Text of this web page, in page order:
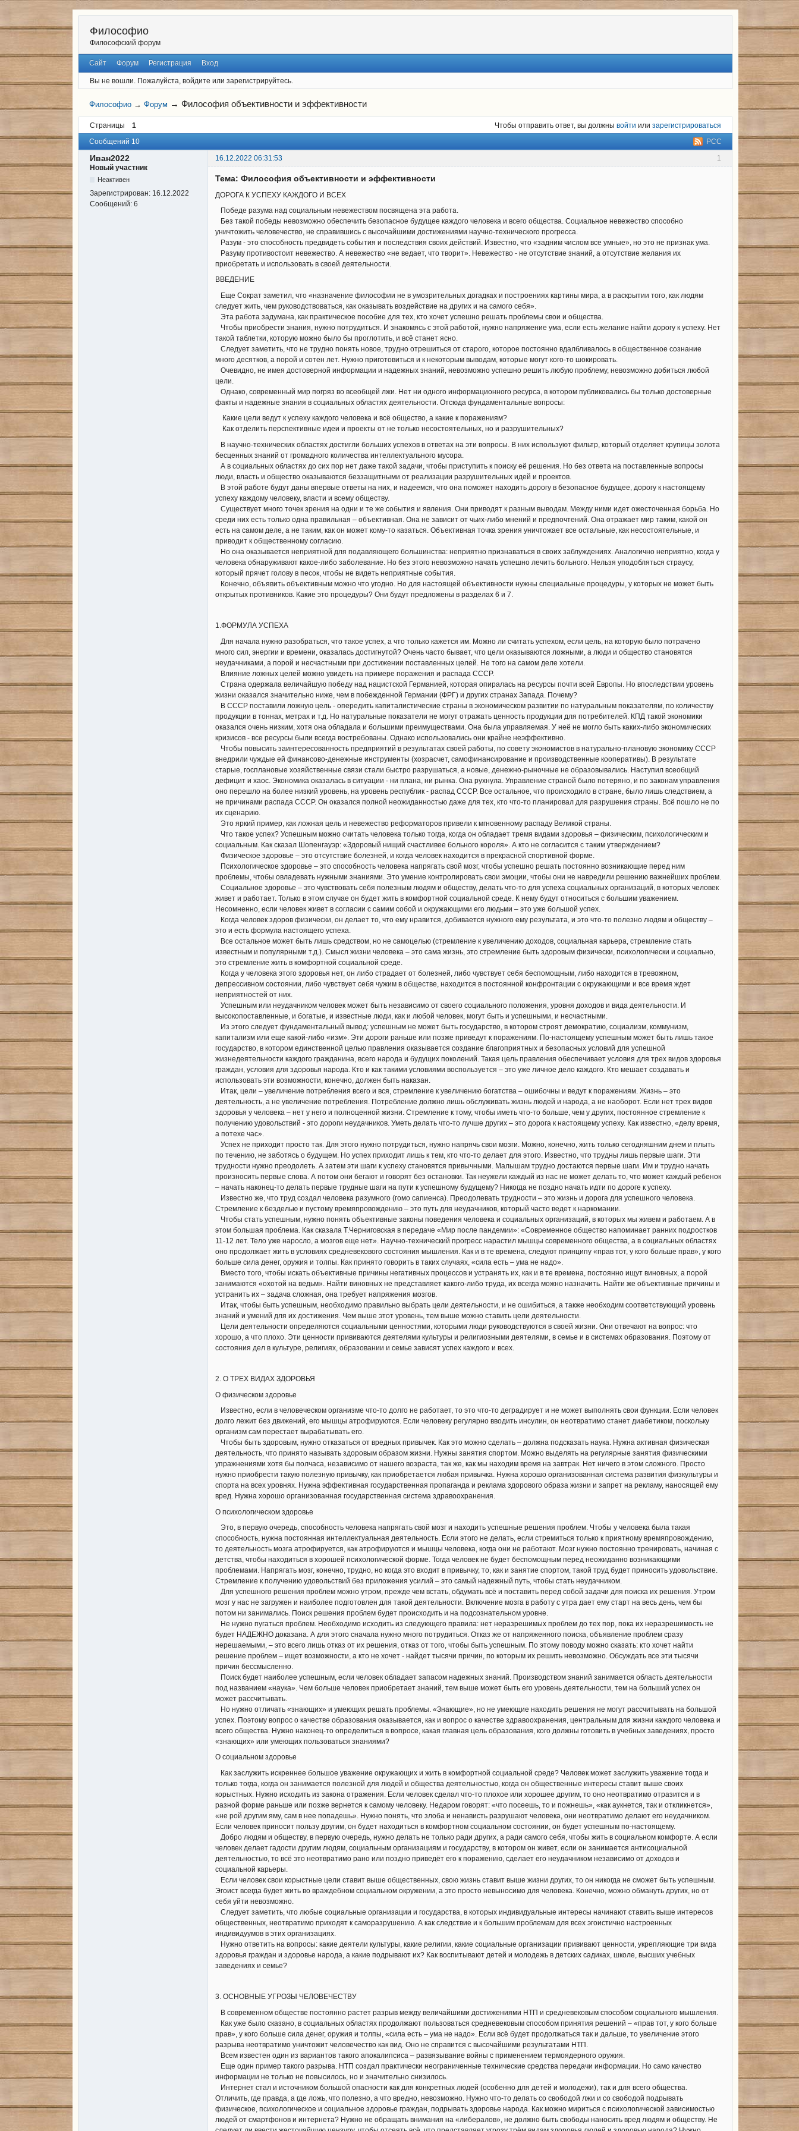
Философио
Философский форум
Сайт Форум Регистрация Вход
Вы не вошли. Пожалуйста, войдите или зарегистрируйтесь.
Философио →Форум →Философия объективности и эффективности
Страницы 1 Чтобы отправить ответ, вы должны войти или зарегистрироваться
РСС
Сообщений 10
1
Иван2022
16.12.2022 06:31:53
Новый участник
Неактивен
Зарегистрирован: 16.12.2022
Сообщений: 6
Тема: Философия объективности и эффективности
ДОРОГА К УСПЕХУ КАЖДОГО И ВСЕХ
Победе разума над социальным невежеством посвящена эта работа.
Без такой победы невозможно обеспечить безопасное будущее каждого человека и всего общества. Социальное невежество способно
уничтожить человечество, не справившись с высочайшими достижениями научно-технического прогресса.
Разум - это способность предвидеть события и последствия своих действий. Известно, что «задним числом все умные», но это не признак ума.
Разуму противостоит невежество. А невежество «не ведает, что творит». Невежество - не отсутствие знаний, а отсутствие желания их
приобретать и использовать в своей деятельности.
ВВЕДЕНИЕ
Еще Сократ заметил, что «назначение философии не в умозрительных догадках и построениях картины мира, а в раскрытии того, как людям
следует жить, чем руководствоваться, как оказывать воздействие на других и на самого себя».
Эта работа задумана, как практическое пособие для тех, кто хочет успешно решать проблемы свои и общества.
Чтобы приобрести знания, нужно потрудиться. И знакомясь с этой работой, нужно напряжение ума, если есть желание найти дорогу к успеху. Нет
такой таблетки, которую можно было бы проглотить, и всё станет ясно.
Следует заметить, что не трудно понять новое, трудно отрешиться от старого, которое постоянно вдалбливалось в общественное сознание
много десятков, а порой и сотен лет. Нужно приготовиться и к некоторым выводам, которые могут кого-то шокировать.
Очевидно, не имея достоверной информации и надежных знаний, невозможно успешно решить любую проблему, невозможно добиться любой
цели.
Однако, современный мир погряз во всеобщей лжи. Нет ни одного информационного ресурса, в котором публиковались бы только достоверные
факты и надежные знания в социальных областях деятельности. Отсюда фундаментальные вопросы:
Какие цели ведут к успеху каждого человека и всё общество, а какие к поражениям?
Как отделить перспективные идеи и проекты от не только несостоятельных, но и разрушительных?
В научно-технических областях достигли больших успехов в ответах на эти вопросы. В них используют фильтр, который отделяет крупицы золота
бесценных знаний от громадного количества интеллектуального мусора.
А в социальных областях до сих пор нет даже такой задачи, чтобы приступить к поиску её решения. Но без ответа на поставленные вопросы
люди, власть и общество оказываются беззащитными от реализации разрушительных идей и проектов.
В этой работе будут даны впервые ответы на них, и надеемся, что она поможет находить дорогу в безопасное будущее, дорогу к настоящему
успеху каждому человеку, власти и всему обществу.
Существует много точек зрения на одни и те же события и явления. Они приводят к разным выводам. Между ними идет ожесточенная борьба. Но
среди них есть только одна правильная – объективная. Она не зависит от чьих-либо мнений и предпочтений. Она отражает мир таким, какой он
есть на самом деле, а не таким, как он может кому-то казаться. Объективная точка зрения уничтожает все остальные, как несостоятельные, и
приводит к общественному согласию.
Но она оказывается неприятной для подавляющего большинства: неприятно признаваться в своих заблуждениях. Аналогично неприятно, когда у
человека обнаруживают какое-либо заболевание. Но без этого невозможно начать успешно лечить больного. Нельзя уподобляться страусу,
который прячет голову в песок, чтобы не видеть неприятные события.
Конечно, объявить объективным можно что угодно. Но для настоящей объективности нужны специальные процедуры, у которых не может быть
открытых противников. Какие это процедуры? Они будут предложены в разделах 6 и 7.
1.ФОРМУЛА УСПЕХА
Для начала нужно разобраться, что такое успех, а что только кажется им. Можно ли считать успехом, если цель, на которую было потрачено
много сил, энергии и времени, оказалась достигнутой? Очень часто бывает, что цели оказываются ложными, а люди и общество становятся
неудачниками, а порой и несчастными при достижении поставленных целей. Не того на самом деле хотели.
Влияние ложных целей можно увидеть на примере поражения и распада СССР.
Страна одержала величайшую победу над нацистской Германией, которая опиралась на ресурсы почти всей Европы. Но впоследствии уровень
жизни оказался значительно ниже, чем в побежденной Германии (ФРГ) и других странах Запада. Почему?
В СССР поставили ложную цель - опередить капиталистические страны в экономическом развитии по натуральным показателям, по количеству
продукции в тоннах, метрах и т.д. Но натуральные показатели не могут отражать ценность продукции для потребителей. КПД такой экономики
оказался очень низким, хотя она обладала и большими преимуществами. Она была управляемая. У неё не могло быть каких-либо экономических
кризисов - все ресурсы были всегда востребованы. Однако использовались они крайне неэффективно.
Чтобы повысить заинтересованность предприятий в результатах своей работы, по совету экономистов в натурально-плановую экономику СССР
внедрили чуждые ей финансово-денежные инструменты (хозрасчет, самофинансирование и производственные кооперативы). В результате
старые, госплановые хозяйственные связи стали быстро разрушаться, а новые, денежно-рыночные не образовывались. Наступил всеобщий
дефицит и хаос. Экономика оказалась в ситуации - ни плана, ни рынка. Она рухнула. Управление страной было потеряно, и по законам управления
оно перешло на более низкий уровень, на уровень республик - распад СССР. Все остальное, что происходило в стране, было лишь следствием, а
не причинами распада СССР. Он оказался полной неожиданностью даже для тех, кто что-то планировал для разрушения страны. Всё пошло не по
их сценарию.
Это яркий пример, как ложная цель и невежество реформаторов привели к мгновенному распаду Великой страны.
Что такое успех? Успешным можно считать человека только тогда, когда он обладает тремя видами здоровья – физическим, психологическим и
социальным. Как сказал Шопенгауэр: «Здоровый нищий счастливее больного короля». А кто не согласится с таким утверждением?
Физическое здоровье – это отсутствие болезней, и когда человек находится в прекрасной спортивной форме.
Психологическое здоровье – это способность человека напрягать свой мозг, чтобы успешно решать постоянно возникающие перед ним
проблемы, чтобы овладевать нужными знаниями. Это умение контролировать свои эмоции, чтобы они не навредили решению важнейших проблем.
Социальное здоровье – это чувствовать себя полезным людям и обществу, делать что-то для успеха социальных организаций, в которых человек
живет и работает. Только в этом случае он будет жить в комфортной социальной среде. К нему будут относиться с большим уважением.
Несомненно, если человек живет в согласии с самим собой и окружающими его людьми – это уже большой успех.
Когда человек здоров физически, он делает то, что ему нравится, добивается нужного ему результата, и это что-то полезно людям и обществу –
это и есть формула настоящего успеха.
Все остальное может быть лишь средством, но не самоцелью (стремление к увеличению доходов, социальная карьера, стремление стать
известным и популярными т.д.). Смысл жизни человека – это сама жизнь, это стремление быть здоровым физически, психологически и социально,
это стремление жить в комфортной социальной среде.
Когда у человека этого здоровья нет, он либо страдает от болезней, либо чувствует себя беспомощным, либо находится в тревожном,
депрессивном состоянии, либо чувствует себя чужим в обществе, находится в постоянной конфронтации с окружающими и все время ждет
неприятностей от них.
Успешным или неудачником человек может быть независимо от своего социального положения, уровня доходов и вида деятельности. И
высокопоставленные, и богатые, и известные люди, как и любой человек, могут быть и успешными, и несчастными.
Из этого следует фундаментальный вывод: успешным не может быть государство, в котором строят демократию, социализм, коммунизм,
капитализм или еще какой-либо «изм». Эти дороги раньше или позже приведут к поражениям. По-настоящему успешным может быть лишь такое
государство, в котором единственной целью правления оказывается создание благоприятных и безопасных условий для успешной
жизнедеятельности каждого гражданина, всего народа и будущих поколений. Такая цель правления обеспечивает условия для трех видов здоровья
граждан, условия для здоровья народа. Кто и как такими условиями воспользуется – это уже личное дело каждого. Кто мешает создавать и
использовать эти возможности, конечно, должен быть наказан.
Итак, цели – увеличение потребления всего и вся, стремление к увеличению богатства – ошибочны и ведут к поражениям. Жизнь – это
деятельность, а не увеличение потребления. Потребление должно лишь обслуживать жизнь людей и народа, а не наоборот. Если нет трех видов
здоровья у человека – нет у него и полноценной жизни. Стремление к тому, чтобы иметь что-то больше, чем у других, постоянное стремление к
получению удовольствий - это дороги неудачников. Уметь делать что-то лучше других – это дорога к настоящему успеху. Как известно, «делу время,
а потехе час».
Успех не приходит просто так. Для этого нужно потрудиться, нужно напрячь свои мозги. Можно, конечно, жить только сегодняшним днем и плыть
по течению, не заботясь о будущем. Но успех приходит лишь к тем, кто что-то делает для этого. Известно, что трудны лишь первые шаги. Эти
трудности нужно преодолеть. А затем эти шаги к успеху становятся привычными. Малышам трудно достаются первые шаги. Им и трудно начать
произносить первые слова. А потом они бегают и говорят без остановки. Так неужели каждый из нас не может делать то, что может каждый ребенок
– начать наконец-то делать первые трудные шаги на пути к успешному будущему? Никогда не поздно начать идти по дороге к успеху.
Известно же, что труд создал человека разумного (гомо сапиенса). Преодолевать трудности – это жизнь и дорога для успешного человека.
Стремление к безделью и пустому времяпровождению – это путь для неудачников, который часто ведет к наркомании.
Чтобы стать успешным, нужно понять объективные законы поведения человека и социальных организаций, в которых мы живем и работаем. А в
этом большая проблема. Как сказала Т.Черниговская в передаче «Мир после пандемии»: «Современное общество напоминает ранних подростков
11-12 лет. Тело уже наросло, а мозгов еще нет». Научно-технический прогресс нарастил мышцы современного общества, а в социальных областях
оно продолжает жить в условиях средневекового состояния мышления. Как и в те времена, следуют принципу «прав тот, у кого больше прав», у кого
больше сила денег, оружия и толпы. Как принято говорить в таких случаях, «сила есть – ума не надо».
Вместо того, чтобы искать объективные причины негативных процессов и устранять их, как и в те времена, постоянно ищут виновных, а порой
занимаются «охотой на ведьм». Найти виновных не представляет какого-либо труда, их всегда можно назначить. Найти же объективные причины и
устранить их – задача сложная, она требует напряжения мозгов.
Итак, чтобы быть успешным, необходимо правильно выбрать цели деятельности, и не ошибиться, а также необходим соответствующий уровень
знаний и умений для их достижения. Чем выше этот уровень, тем выше можно ставить цели деятельности.
Цели деятельности определяются социальными ценностями, которыми люди руководствуются в своей жизни. Они отвечают на вопрос: что
хорошо, а что плохо. Эти ценности прививаются деятелями культуры и религиозными деятелями, в семье и в системах образования. Поэтому от
состояния дел в культуре, религиях, образовании и семье зависят успех каждого и всех.
2. О ТРЕХ ВИДАХ ЗДОРОВЬЯ
О физическом здоровье
Известно, если в человеческом организме что-то долго не работает, то это что-то деградирует и не может выполнять свои функции. Если человек
долго лежит без движений, его мышцы атрофируются. Если человеку регулярно вводить инсулин, он неотвратимо станет диабетиком, поскольку
организм сам перестает вырабатывать его.
Чтобы быть здоровым, нужно отказаться от вредных привычек. Как это можно сделать – должна подсказать наука. Нужна активная физическая
деятельность, что принято называть здоровым образом жизни. Нужны занятия спортом. Можно выделять на регулярные занятия физическими
упражнениями хотя бы полчаса, независимо от нашего возраста, так же, как мы находим время на завтрак. Нет ничего в этом сложного. Просто
нужно приобрести такую полезную привычку, как приобретается любая привычка. Нужна хорошо организованная система развития физкультуры и
спорта на всех уровнях. Нужна эффективная государственная пропаганда и реклама здорового образа жизни и запрет на рекламу, наносящей ему
вред. Нужна хорошо организованная государственная система здравоохранения.
О психологическом здоровье
Это, в первую очередь, способность человека напрягать свой мозг и находить успешные решения проблем. Чтобы у человека была такая
способность, нужна постоянная интеллектуальная деятельность. Если этого не делать, если стремиться только к приятному времяпровождению,
то деятельность мозга атрофируется, как атрофируются и мышцы человека, когда они не работают. Мозг нужно постоянно тренировать, начиная с
детства, чтобы находиться в хорошей психологической форме. Тогда человек не будет беспомощным перед неожиданно возникающими
проблемами. Напрягать мозг, конечно, трудно, но когда это входит в привычку, то, как и занятие спортом, такой труд будет приносить удовольствие.
Стремление к получению удовольствий без приложения усилий – это самый надежный путь, чтобы стать неудачником.
Для успешного решения проблем можно утром, прежде чем встать, обдумать всё и поставить перед собой задачи для поиска их решения. Утром
мозг у нас не загружен и наиболее подготовлен для такой деятельности. Включение мозга в работу с утра дает ему старт на весь день, чем бы
потом ни занимались. Поиск решения проблем будет происходить и на подсознательном уровне.
Не нужно пугаться проблем. Необходимо исходить из следующего правила: нет неразрешимых проблем до тех пор, пока их неразрешимость не
будет НАДЕЖНО доказана. А для этого сначала нужно много потрудиться. Отказ же от напряженного поиска, объявление проблем сразу
нерешаемыми, – это всего лишь отказ от их решения, отказ от того, чтобы быть успешным. По этому поводу можно сказать: кто хочет найти
решение проблем – ищет возможности, а кто не хочет - найдет тысячи причин, по которым их решить невозможно. Обсуждать все эти тысячи
причин бессмысленно.
Поиск будет наиболее успешным, если человек обладает запасом надежных знаний. Производством знаний занимается область деятельности
под названием «наука». Чем больше человек приобретает знаний, тем выше может быть его уровень деятельности, тем на больший успех он
может рассчитывать.
Но нужно отличать «знающих» и умеющих решать проблемы. «Знающие», но не умеющие находить решения не могут рассчитывать на большой
успех. Поэтому вопрос о качестве образования оказывается, как и вопрос о качестве здравоохранения, центральным для жизни каждого человека и
всего общества. Нужно наконец-то определиться в вопросе, какая главная цель образования, кого должны готовить в учебных заведениях, просто
«знающих» или умеющих пользоваться знаниями?
О социальном здоровье
Как заслужить искреннее большое уважение окружающих и жить в комфортной социальной среде? Человек может заслужить уважение тогда и
только тогда, когда он занимается полезной для людей и общества деятельностью, когда он общественные интересы ставит выше своих
корыстных. Нужно исходить из закона отражения. Если человек сделал что-то плохое или хорошее другим, то оно неотвратимо отразится и в
разной форме раньше или позже вернется к самому человеку. Недаром говорят: «что посеешь, то и пожнешь», «как аукнется, так и откликнется»,
«не рой другим яму, сам в нее попадешь». Нужно понять, что злоба и ненависть разрушают человека, они неотвратимо делают его неудачником.
Если человек приносит пользу другим, он будет находиться в комфортном социальном состоянии, он будет успешным по-настоящему.
Добро людям и обществу, в первую очередь, нужно делать не только ради других, а ради самого себя, чтобы жить в социальном комфорте. А если
человек делает гадости другим людям, социальным организациям и государству, в котором он живет, если он занимается антисоциальной
деятельностью, то всё это неотвратимо рано или поздно приведёт его к поражению, сделает его неудачником независимо от доходов и
социальной карьеры.
Если человек свои корыстные цели ставит выше общественных, свою жизнь ставит выше жизни других, то он никогда не сможет быть успешным.
Эгоист всегда будет жить во враждебном социальном окружении, а это просто невыносимо для человека. Конечно, можно обмануть других, но от
себя уйти невозможно.
Следует заметить, что любые социальные организации и государства, в которых индивидуальные интересы начинают ставить выше интересов
общественных, неотвратимо приходят к саморазрушению. А как следствие и к большим проблемам для всех эгоистично настроенных
индивидуумов в этих организациях.
Нужно ответить на вопросы: какие деятели культуры, какие религии, какие социальные организации прививают ценности, укрепляющие три вида
здоровья граждан и здоровье народа, а какие подрывают их? Как воспитывают детей и молодежь в детских садиках, школе, высших учебных
заведениях и семье?
3. ОСНОВНЫЕ УГРОЗЫ ЧЕЛОВЕЧЕСТВУ
В современном обществе постоянно растет разрыв между величайшими достижениями НТП и средневековым способом социального мышления.
Как уже было сказано, в социальных областях продолжают пользоваться средневековым способом принятия решений – «прав тот, у кого больше
прав», у кого больше сила денег, оружия и толпы, «сила есть – ума не надо». Если всё будет продолжаться так и дальше, то увеличение этого
разрыва неотвратимо уничтожит человечество как вид. Оно не справится с высочайшими результатами НТП.
Всем известен один из вариантов такого апокалипсиса – развязывание войны с применением термоядерного оружия.
Еще один пример такого разрыва. НТП создал практически неограниченные технические средства передачи информации. Но само качество
информации не только не повысилось, но и значительно снизилось.
Интернет стал и источником большой опасности как для конкретных людей (особенно для детей и молодежи), так и для всего общества.
Отличить, где правда, а где ложь, что полезно, а что вредно, невозможно. Нужно что-то делать со свободой лжи и со свободой подрывать
физическое, психологическое и социальное здоровье граждан, подрывать здоровье народа. Как можно мириться с психологической зависимостью
людей от смартфонов и интернета? Нужно не обращать внимания на «либералов», не должно быть свободы наносить вред людям и обществу. Не